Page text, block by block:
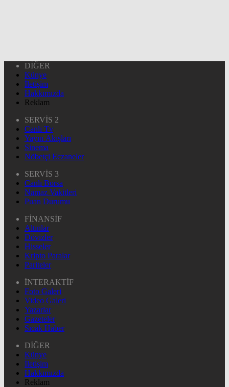
DİĞER
Künye
İletişim
Hakkımızda
Reklam
SERVİS 2
Canlı Tv
Yayın Akışları
Sinema
Nöbetçi Eczaneler
SERVİS 3
Canlı Borsa
Namaz Vakitleri
Puan Durumu
FİNANSİF
Altınlar
Dövizler
Hisseler
Kripto Paralar
Pariteler
İNTERAKTİF
Foto Galeri
Video Galeri
Yazarlar
Gazeteler
Sıcak Haber
DİĞER
Künye
İletişim
Hakkımızda
Reklam